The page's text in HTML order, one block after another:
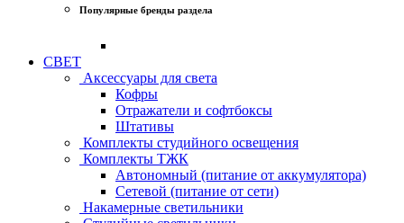
Популярные бренды раздела
СВЕТ
Аксессуары для света
Кофры
Отражатели и софтбоксы
Штативы
Комплекты студийного освещения
Комплекты ТЖК
Автономный (питание от аккумулятора)
Сетевой (питание от сети)
Накамерные светильники